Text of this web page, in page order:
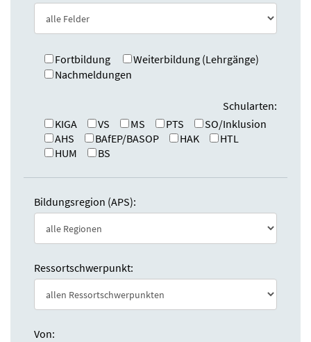
Fortbildung
Weiterbildung (Lehrgänge)
Nachmeldungen
Schularten:
KIGA
VS MS PTS
SO/Inklusion
AHS
BAfEP/BASOP HAK
HTL
HUM
BS
Bildungsregion (APS):
Ressortschwerpunkt:
Von: